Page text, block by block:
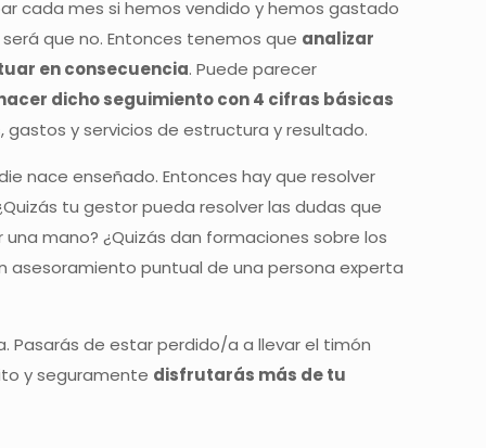
cada mes si hemos vendido y hemos gastado
que no. Entonces tenemos que analizar
en consecuencia. Puede parecer
dicho seguimiento con 4 cifras básicas
gastos y servicios de estructura y resultado.
nace enseñado. Entonces hay que resolver
tu gestor pueda resolver las dudas que
mano? ¿Quizás dan formaciones sobre los
asesoramiento puntual de una persona experta
Pasarás de estar perdido/a a llevar el timón
y seguramente disfrutarás más de tu